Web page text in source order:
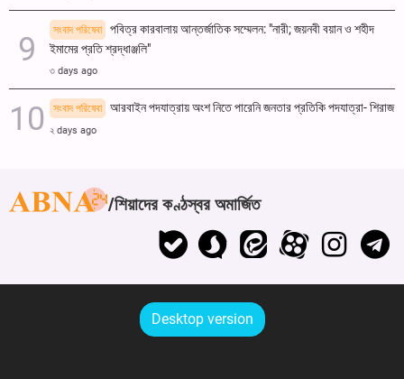
সংবাদ পরিষেবা
পবিত্র কারবালায় আন্তর্জাতিক সম্মেলন: "নারী; জয়নবী বয়ান ও শহীদ
ইমামের প্রতি শ্রদ্ধাঞ্জলি"
৩ days ago
সংবাদ পরিষেবা আরবাইন পদযাত্রায় অংশ নিতে পারেনি জনতার প্রতিকি পদযাত্রা- শিরাজ
২ days ago
শিয়াদের কণ্ঠস্বর অমার্জিত
Desktop version